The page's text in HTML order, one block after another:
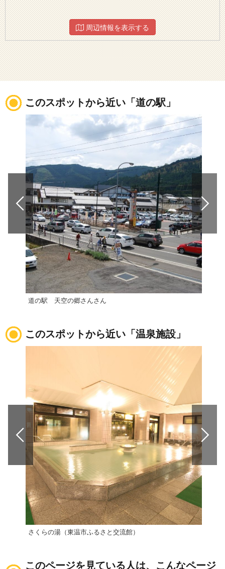
周辺情報を表示する
このスポットから近い「道の駅」
道の駅 天空の郷さんさん
このスポットから近い「温泉施設」
さくらの湯（東温市ふるさと交流館）
このページを見ている人は、こんなページ